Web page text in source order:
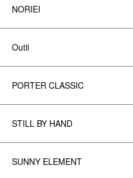
NORIEI
Outil
PORTER CLASSIC
STILL BY HAND
SUNNY ELEMENT